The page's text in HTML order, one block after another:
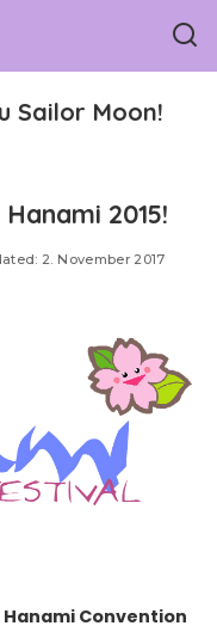
Sailor Moon!
2015!
2. November 2017
Hanami Convention